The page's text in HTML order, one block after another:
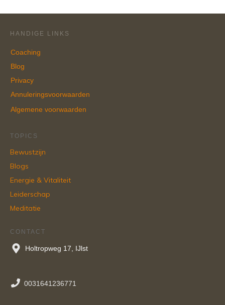
HANDIGE LINKS
Coaching
Blog
Privacy
Annuleringsvoorwaarden
Algemene voorwaarden
TOPICS
Bewustzijn
Blogs
Energie & Vitaliteit
Leiderschap
Meditatie
CONTACT
Holtropweg 17, IJlst
0031641236771